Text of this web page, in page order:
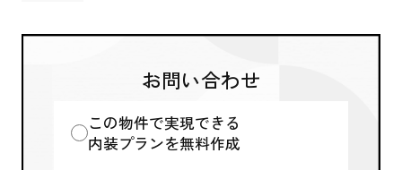
お問い合わせ
この物件で実現できる
内装プランを無料作成